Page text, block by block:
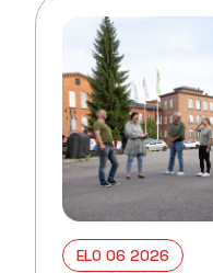
ELO 06 2026